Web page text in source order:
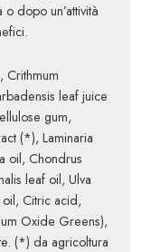
dopo un’attività
Crithmum
leaf juice
gum,
(*), Laminaria
oil, Chondrus
leaf oil, Ulva
Citric acid,
Oxide Greens),
(*) da agricoltura